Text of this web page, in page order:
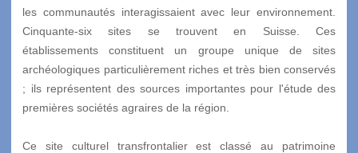
les communautés interagissaient avec leur environnement.
Cinquante-six sites se trouvent en Suisse. Ces
établissements constituent un groupe unique de sites
archéologiques particulièrement riches et très bien conservés
; ils représentent des sources importantes pour l'étude des
premières sociétés agraires de la région.
Ce site culturel transfrontalier est classé au patrimoine